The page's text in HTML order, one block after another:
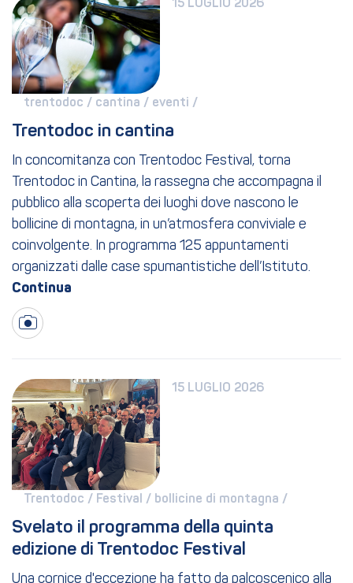
15 LUGLIO 2026
trentodoc / cantina / eventi /
Trentodoc in cantina
In concomitanza con Trentodoc Festival, torna
Trentodoc in Cantina, la rassegna che accompagna il
pubblico alla scoperta dei luoghi dove nascono le
bollicine di montagna, in un’atmosfera conviviale e
coinvolgente. In programma 125 appuntamenti
organizzati dalle case spumantistiche dell’Istituto.
15 LUGLIO 2026
Trentodoc / Festival / bollicine di montagna /
Svelato il programma della quinta
edizione di Trentodoc Festival
Una cornice d'eccezione ha fatto da palcoscenico alla